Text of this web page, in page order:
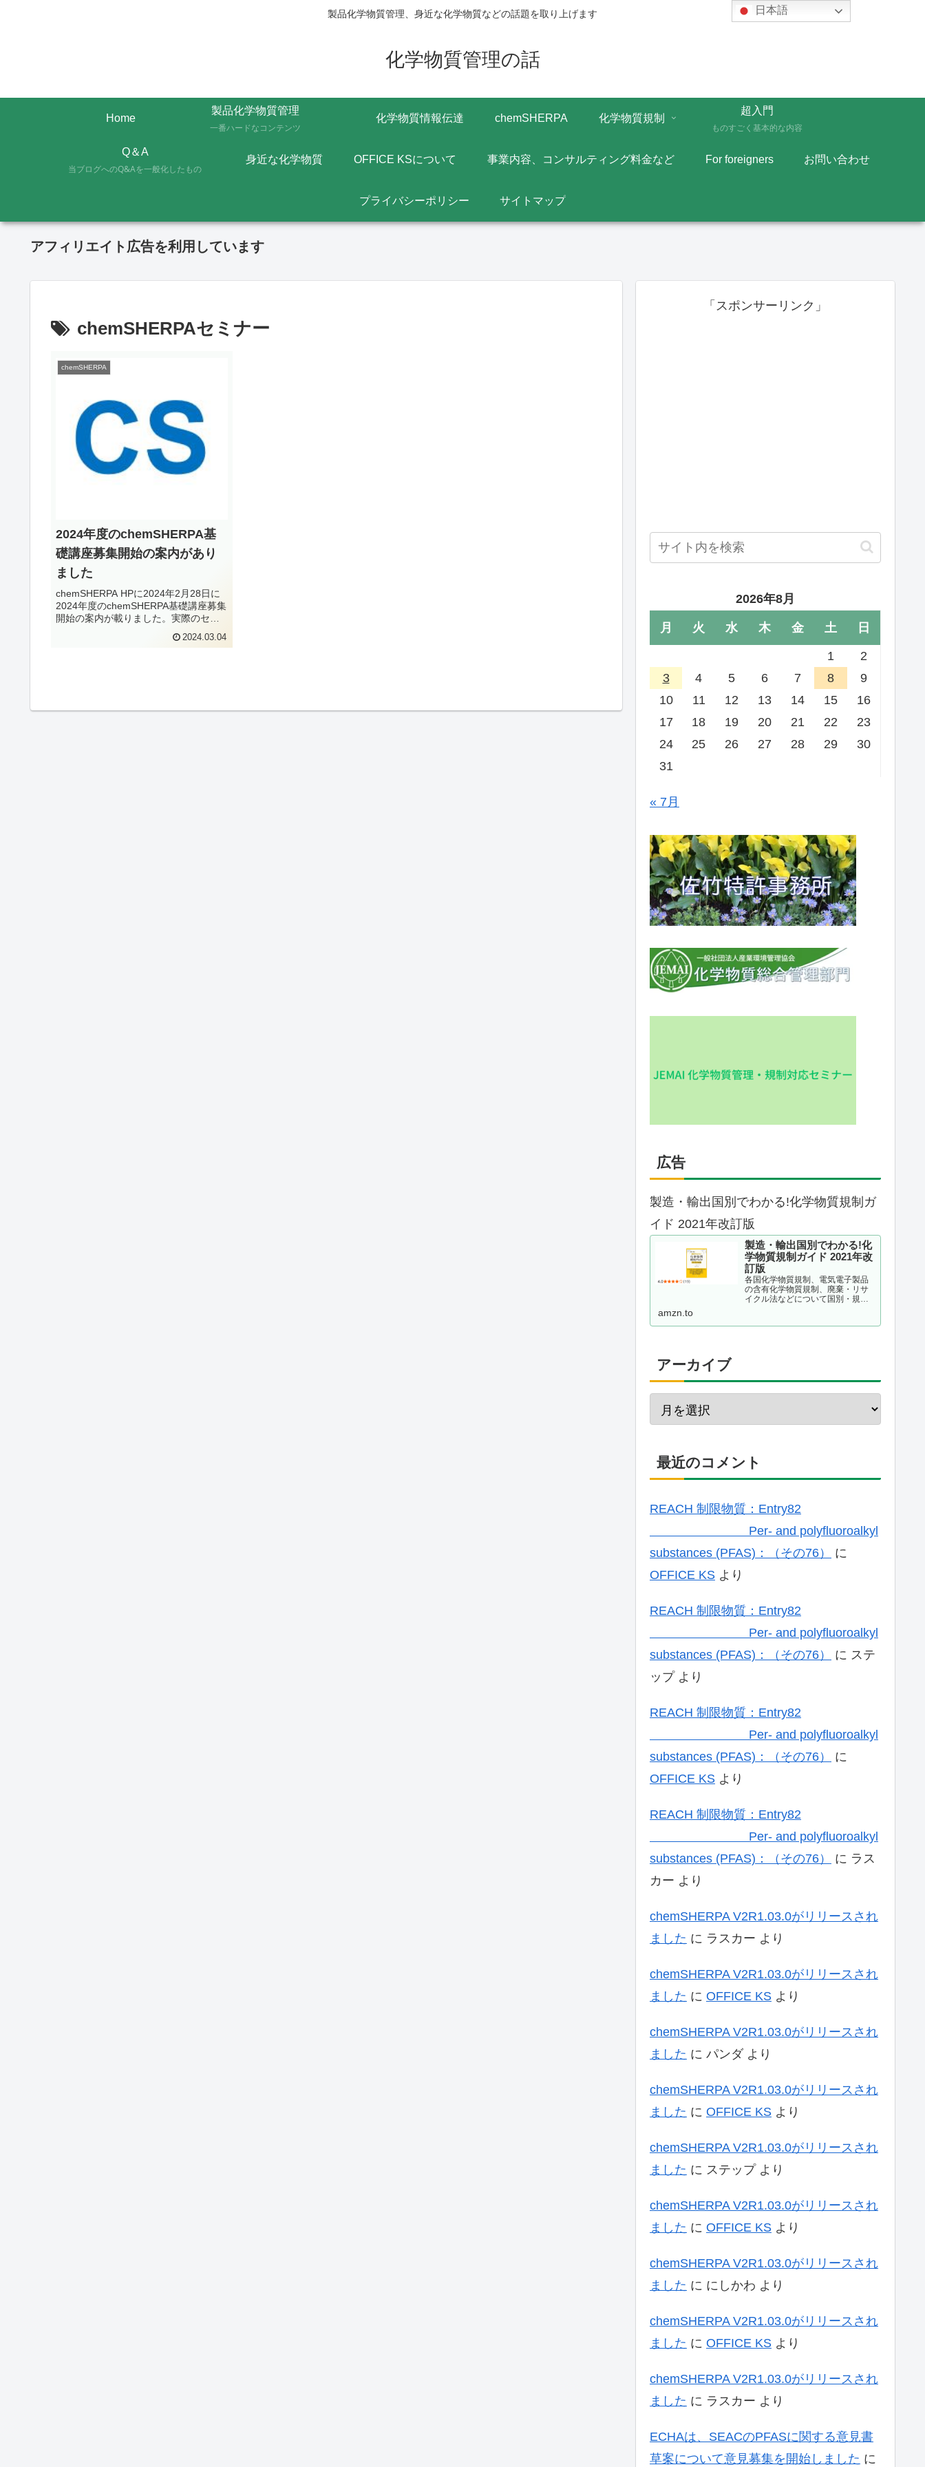
製品化学物質管理、身近な化学物質などの話題を取り上げます
化学物質管理の話
Home
製品化学物質管理
一番ハードなコンテンツ
化学物質情報伝達 chemSHERPA 化学物質規制
超入門
ものすごく基本的な内容
Q＆A
当ブログへのQ&Aを一般化したもの
身近な化学物質 OFFICE KSについて 事業内容、コンサルティング料金など For foreigners お問い合わせ
プライバシーポリシー サイトマップ
アフィリエイト広告を利用しています
chemSHERPAセミナー
chemSHERPA
2024年度のchemSHERPA基
礎講座募集開始の案内があり
ました
chemSHERPA HPに2024年2月28日に
2024年度のchemSHERPA基礎講座募集
開始の案内が載りました。実際のセミ
ナー案内のページは、こちらになりま
す。ちょっとだけ中身を見てみましょ
2024.03.04
「スポンサーリンク」
2026年8月
月 火 水 木 金 土 日
1
2
3
4 5 6 7 8
9
10
11 12 13 14 15
16
17
18 19 20 21 22
23
24
25 26 27 28 29
30
31
« 7月
広告
製造・輸出国別でわかる!化学物質規制ガ
イド 2021年改訂版
製造・輸出国別でわかる!化
学物質規制ガイド 2021年改
訂版
各国化学物質規制、電気電子製品
の含有化学物質規制、廃棄・リサ
イクル法などについて国別・規制
ている疑問をQ&A形式で事例掲載
amzn.to
アーカイブ
最近のコメント
REACH 制限物質：Entry82
Per- and polyfluoroalkyl
substances (PFAS)：（その76）
に
OFFICE KS より
REACH 制限物質：Entry82
Per- and polyfluoroalkyl
substances (PFAS)：（その76）
に ステ
ップより
REACH 制限物質：Entry82
Per- and polyfluoroalkyl
substances (PFAS)：（その76）
に
OFFICE KS より
REACH 制限物質：Entry82
Per- and polyfluoroalkyl
substances (PFAS)：（その76）
に ラス
カー より
chemSHERPA V2R1.03.0がリリースされ
ました に ラスカー より
chemSHERPA V2R1.03.0がリリースされ
ました に OFFICE KS より
chemSHERPA V2R1.03.0がリリースされ
ました に パンダ より
chemSHERPA V2R1.03.0がリリースされ
ました に OFFICE KS より
chemSHERPA V2R1.03.0がリリースされ
ました に ステップより
chemSHERPA V2R1.03.0がリリースされ
ました に OFFICE KS より
chemSHERPA V2R1.03.0がリリースされ
ました に にしかわ より
chemSHERPA V2R1.03.0がリリースされ
ました に OFFICE KS より
chemSHERPA V2R1.03.0がリリースされ
ました に ラスカー より
ECHAは、SEACのPFASに関する意見書
草案について意見募集を開始しました に
日本語